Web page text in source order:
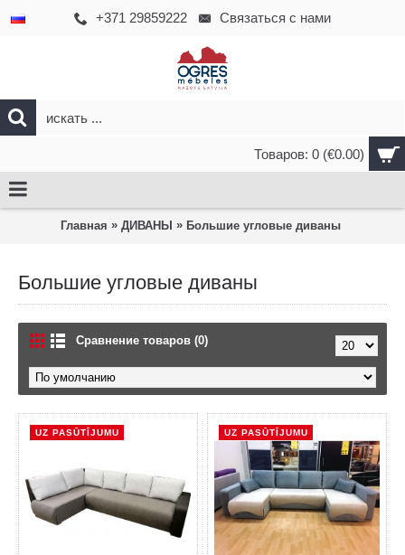
+371 29859222 Связаться с нами
Товаров: 0 (€0.00)
Главная » ДИВАНЫ » Большие угловые диваны
Большие угловые диваны
Сравнение товаров (0)
UZ PASŪTĪJUMU UZ PASŪTĪJUMU